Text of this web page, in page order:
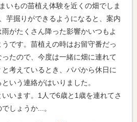
いもの苗植え体験を近くの畑でしま
芋掘りができるようになると、案内
がたくさん降った影響かいつもよ
です。苗植えの時はお留守番だっ
たので、今度は一緒に畑に連れて
考えているとき、パパから休日に
いう連絡がはいりました。
います。1人で6歳と1歳を連れてさ
しょうか...。